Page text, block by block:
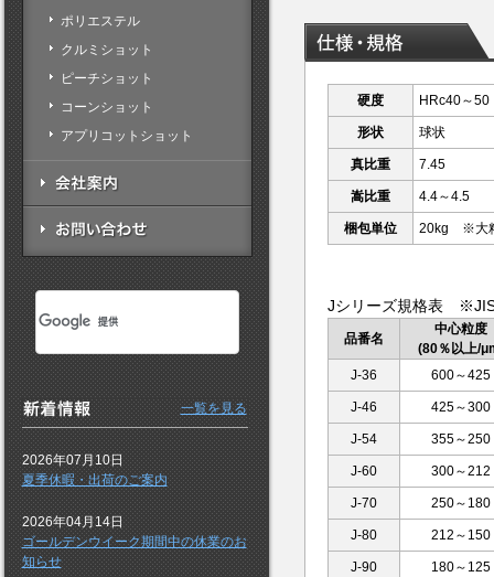
硬度 HRc40～
形状 球状
真比重 7.45
嵩比重 4.4～4.5
梱包単位 20kg ※大
Jシリーズ規格表
品番名
中心粒度
(80％以上/
J-36
600～425
J-46 425～300
J-54 355～250
J-60 300～212
J-70 250～180
J-80 212～150
J-90 180～125
ポリエステル
クルミショット
ピーチショット
コーンショット
アプリコットショット
一覧を見る
2026年07月10日
夏季休暇・出荷のご案内
2026年04月14日
ゴールデンウイーク期間中の休業のお
知らせ